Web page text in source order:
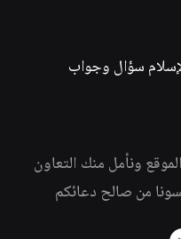
سؤال وجواب
ونأمل منك التعاون
من صالح دعائكم